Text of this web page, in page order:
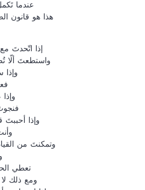
عندما
هذا هو قانون
إذا اتّحدتَ
واستطعتَ ألّا
وإذا
وإذا
وتمكنتَ من
تعطي
ومع ذلك